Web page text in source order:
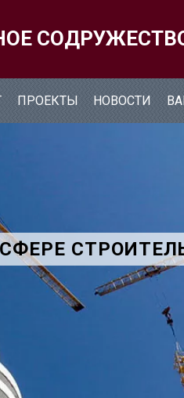
ПРОЕКТЫ НОВОСТИ